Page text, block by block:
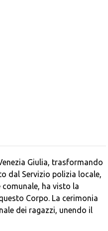
Giulia, trasformando
dal Servizio polizia locale,
comunale, ha visto la
Corpo. La cerimonia
dei ragazzi, unendo il